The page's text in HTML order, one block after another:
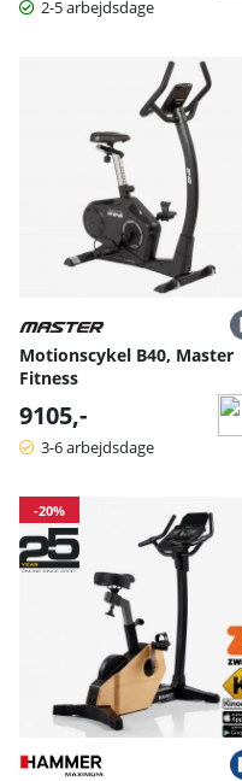
2-5 arbejdsdage
Motionscykel B40, Master
Fitness
9105,-
3-6 arbejdsdage
-20%